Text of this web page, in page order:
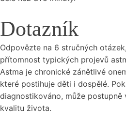
Dotazník
Odpovězte na 6 stručných
přítomnost typických projevů
Astma je chronické zánětlivé
které postihuje děti i dospělé.
diagnostikováno, může postupně
kvalitu života.